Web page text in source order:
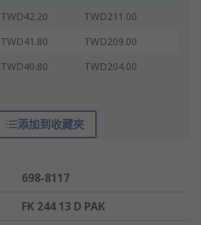
TWD42.20
TWD211.00
TWD41.80
TWD209.00
TWD40.80 TWD204.00
添加到收藏夾
698-8117
FK 244 13 D PAK